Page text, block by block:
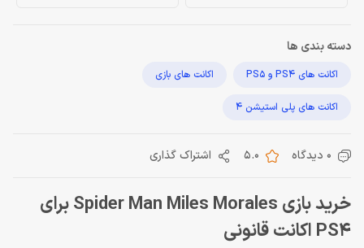
دسته بندی ها
اکانت های PS4 و PS5 اکانت های بازی
اکانت های پلی استیشن 4
0 دیدگاه 5.0 اشتراک گذاری
خرید بازی Spider Man Miles Morales برای
PS4 اکانت قانونی